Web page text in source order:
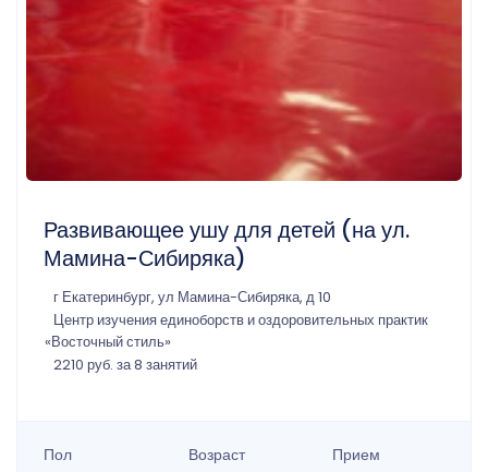
Развивающее ушу для детей (на ул.
Мамина-Сибиряка)
г Екатеринбург, ул Мамина-Сибиряка, д 10
Центр изучения единоборств и оздоровительных практик
«Восточный стиль»
2210 руб. за 8 занятий
Пол Возраст Прием